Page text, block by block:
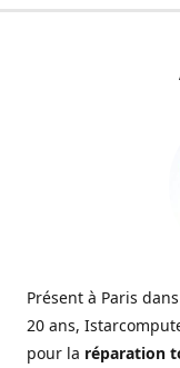
Présent à Paris
20 ans,
pour la réparation